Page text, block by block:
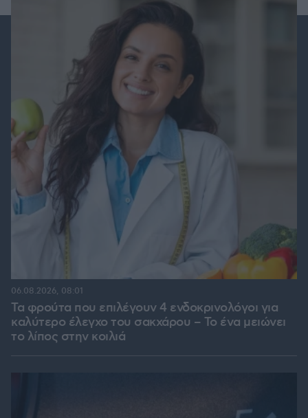
Τα φρούτα που επιλέγουν 4 ενδοκρινολόγοι για
καλύτερο έλεγχο του σακχάρου – Το ένα μειώνει
το λίπος στην κοιλιά
06.08.2026, 08:01